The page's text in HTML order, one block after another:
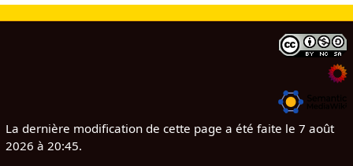
La dernière modification de cette page a été faite le 7 août
2026 à 20:45.